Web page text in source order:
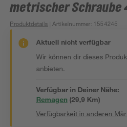
metrischer Schraube
Produktdetails | Artikelnummer: 1554245
Aktuell nicht verfügbar
Wir können dir dieses
anbieten.
Verfügbar in Deiner Nähe:
Remagen (29,9 Km)
Verfügbarkeit in anderen